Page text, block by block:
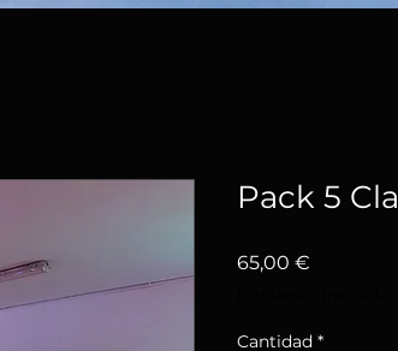
Pack 5
65,00 €
Cantidad *